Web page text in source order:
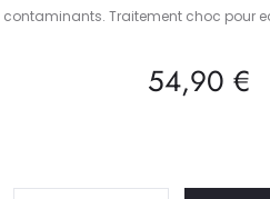
contaminants. Traitement choc pour
54,90 €